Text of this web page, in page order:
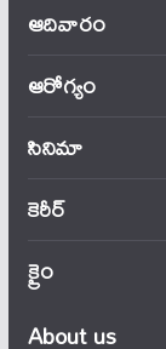
ఆదివారం
ఆరోగ్యం
సినిమా
కెరీర్
క్రైం
About us